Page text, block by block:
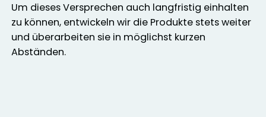
Um dieses Versprechen auch langfristig einhalten
zu können, entwickeln wir die Produkte stets weiter
und überarbeiten sie in möglichst kurzen
Abständen.